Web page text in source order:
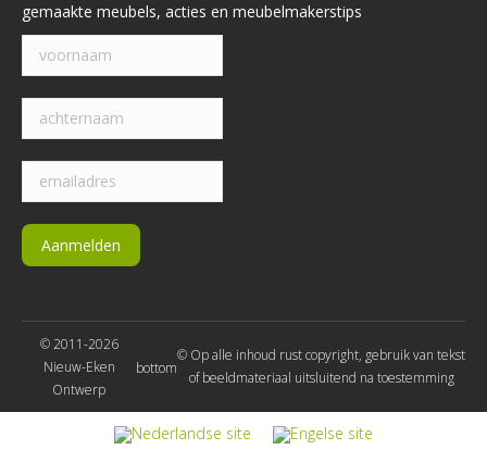
gemaakte meubels, acties en meubelmakerstips
© 2011-2026
Nieuw-Eken
Ontwerp
bottom
© Op alle inhoud rust copyright, gebruik van tekst
of beeldmateriaal uitsluitend na toestemming